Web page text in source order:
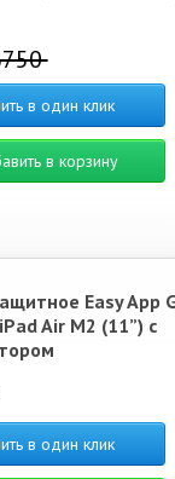
в один клик
в корзину
Easy App
Air M2 (11”) с
в один клик